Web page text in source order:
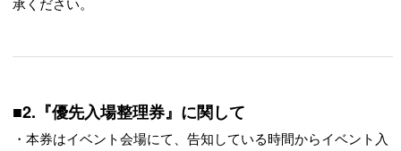
■2.『優先入場整理券』に関して
・本券はイベント会場にて、告知している時間からイベント入